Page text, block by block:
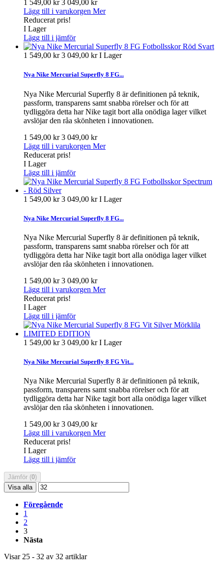
1 549,00 kr3 049,00 kr
Lägg till i varukorgen Mer
Reducerat pris!
I Lager
Lägg till i jämför
1 549,00 kr3 049,00 krI Lager
Nya Nike Mercurial Superfly 8 FG...
Nya Nike Mercurial Superfly 8 är definitionen på teknik,
passform, transparens samt snabba rörelser och för att
tydliggöra detta har Nike tagit bort alla onödiga lager vilket
avslöjar den råa skönheten i innovationen.
1 549,00 kr3 049,00 kr
Lägg till i varukorgen Mer
Reducerat pris!
I Lager
Lägg till i jämför
1 549,00 kr3 049,00 krI Lager
Nya Nike Mercurial Superfly 8 FG...
Nya Nike Mercurial Superfly 8 är definitionen på teknik,
passform, transparens samt snabba rörelser och för att
tydliggöra detta har Nike tagit bort alla onödiga lager vilket
avslöjar den råa skönheten i innovationen.
1 549,00 kr3 049,00 kr
Lägg till i varukorgen Mer
Reducerat pris!
I Lager
Lägg till i jämför
1 549,00 kr3 049,00 krI Lager
Nya Nike Mercurial Superfly 8 FG Vit...
Nya Nike Mercurial Superfly 8 är definitionen på teknik,
passform, transparens samt snabba rörelser och för att
tydliggöra detta har Nike tagit bort alla onödiga lager vilket
avslöjar den råa skönheten i innovationen.
1 549,00 kr3 049,00 kr
Lägg till i varukorgen Mer
Reducerat pris!
I Lager
Lägg till i jämför
Jämför (0)
Visa alla
Föregående
1
2
3
Nästa
Visar 25 - 32 av 32 artiklar